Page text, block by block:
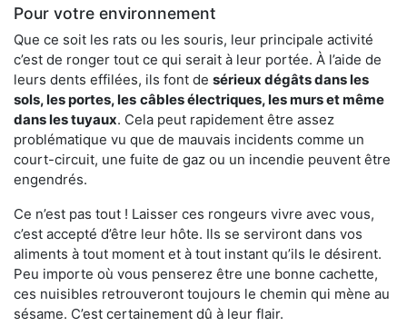
Pour votre environnement
Que ce soit les rats ou les souris, leur principale activité
c’est de ronger tout ce qui serait à leur portée. À l’aide de
leurs dents effilées, ils font de sérieux dégâts dans les
sols, les portes, les câbles électriques, les murs et même
dans les tuyaux. Cela peut rapidement être assez
problématique vu que de mauvais incidents comme un
court-circuit, une fuite de gaz ou un incendie peuvent être
engendrés.
Ce n’est pas tout ! Laisser ces rongeurs vivre avec vous,
c’est accepté d’être leur hôte. Ils se serviront dans vos
aliments à tout moment et à tout instant qu’ils le désirent.
Peu importe où vous penserez être une bonne cachette,
ces nuisibles retrouveront toujours le chemin qui mène au
sésame. C’est certainement dû à leur flair.